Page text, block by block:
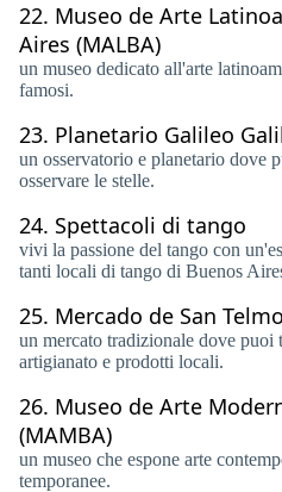
22. Museo de Arte
Aires (MALBA)
un museo dedicato all'arte
famosi.
23. Planetario Galileo
un osservatorio e planetario dove
osservare le stelle.
24. Spettacoli di tango
vivi la passione del tango con
tanti locali di tango di Buenos
25. Mercado de San Telmo
un mercato tradizionale dove puoi
artigianato e prodotti locali.
26. Museo de Arte
(MAMBA)
un museo che espone arte
temporanee.